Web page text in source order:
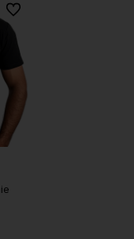
Do ulubionych